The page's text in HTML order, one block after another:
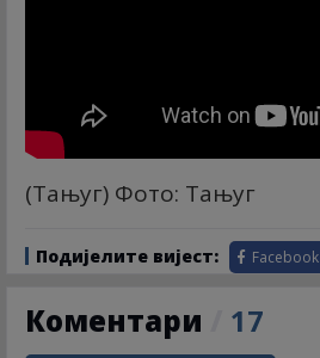
(Тањуг) Фото: Тањуг
Подијелите вијест: Facebook
Коментари 17